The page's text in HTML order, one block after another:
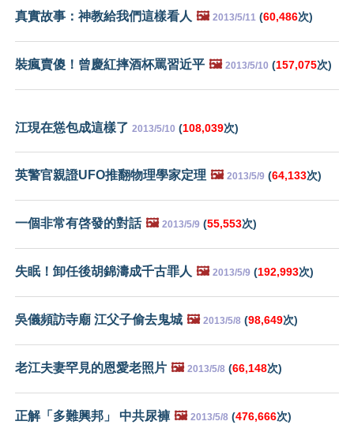
真實故事：神教給我們這樣看人 🖼️ 2013/5/11 (60,486次)
裝瘋賣傻！曾慶紅摔酒杯罵習近平 🖼️ 2013/5/10 (157,075次)
江現在慫包成這樣了 2013/5/10 (108,039次)
英警官親證UFO推翻物理學家定理 🖼️ 2013/5/9 (64,133次)
一個非常有啓發的對話 🖼️ 2013/5/9 (55,553次)
失眠！卸任後胡錦濤成千古罪人 🖼️ 2013/5/9 (192,993次)
吳儀頻訪寺廟 江父子偷去鬼城 🖼️ 2013/5/8 (98,649次)
老江夫妻罕見的恩愛老照片 🖼️ 2013/5/8 (66,148次)
正解「多難興邦」 中共尿褲 🖼️ 2013/5/8 (476,666次)